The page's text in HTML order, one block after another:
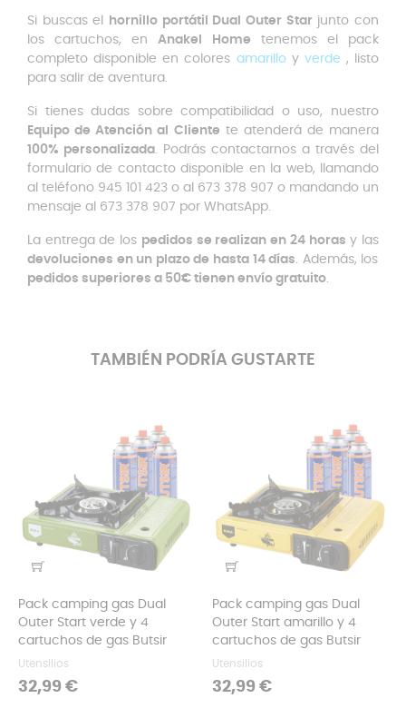
Si buscas el hornillo portátil Dual Outer Starjunto con
los cartuchos, enAnakel Home tenemos el pack
completo disponible en colores amarillo y verde , listo
para salir de aventura.
Si tienes dudas sobre compatibilidad o uso, nuestro
Equipo de Atención al Cliente te atenderá de manera
100% personalizada. Podrás contactarnos a través del
formulario de contacto disponible en la web, llamando
al teléfono 945 101 423 o al 673 378 907 o mandando un
mensaje al 673 378 907 por WhatsApp.
La entrega de los pedidos se realizan en 24 horas y las
devoluciones en un plazo de hasta 14 días. Además, los
pedidos superiores a 50€ tienen envío gratuito.
TAMBIÉN PODRÍA GUSTARTE
Pack camping gas Dual
Outer Start verde y 4
cartuchos de gas Butsir
Utensilios
Precio
32,99 €
Pack camping gas Dual
Outer Start amarillo y 4
cartuchos de gas Butsir
Utensilios
Precio
32,99 €